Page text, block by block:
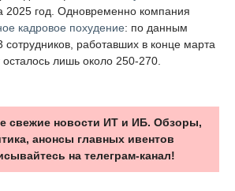
2025 год. Одновременно компания
кадровое похудение: по данным
работавших в конце марта
осталось лишь около 250-270.
свежие новости ИТ и ИБ. Обзоры,
анонсы главных ивентов
на телеграм-канал!